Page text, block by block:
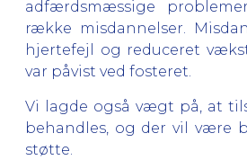
adfærdsmæssige
række misdannelser.
hjertefejl og reduceret
var påvist ved fosteret.
Vi lagde også vægt på, at
behandles, og der vil være
støtte.